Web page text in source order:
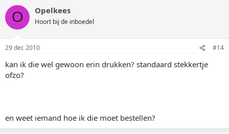
O Opelkees
Hoort bij de inboedel
29 dec 2010 #14
kan ik die wel gewoon erin drukken? standaard stekkertje
ofzo?
en weet iemand hoe ik die moet bestellen?